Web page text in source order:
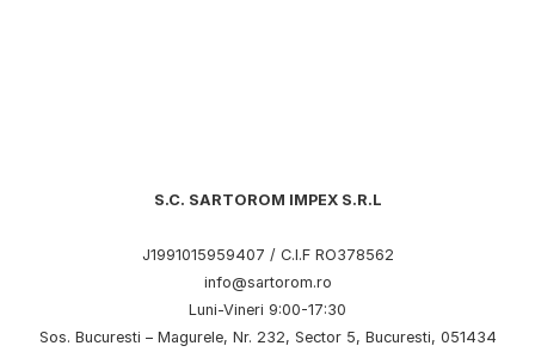
S.C. SARTOROM IMPEX S.R.L
J1991015959407 / C.I.F RO378562
info@sartorom.ro
Luni-Vineri 9:00-17:30
Sos. Bucuresti – Magurele, Nr. 232, Sector 5, Bucuresti, 051434